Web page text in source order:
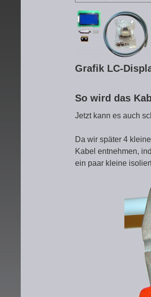
Grafik LC-
So wird das
Jetzt kann es auch
Da wir später 4
Kabel entnehmen,
ein paar kleine